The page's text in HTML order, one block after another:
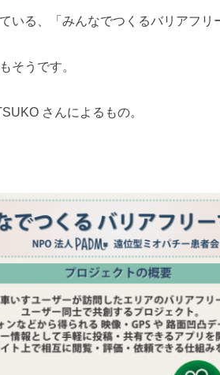
いる、「みんなでつくるバリアフリ
そうです。
さんによるもの。